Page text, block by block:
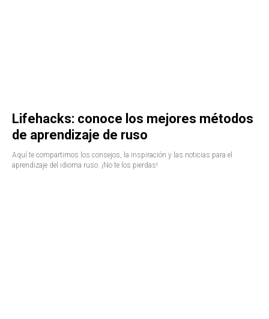
Lifehacks: conoce los mejores métodos
de aprendizaje de ruso
Aquí te compartimos los consejos, la inspiración y las noticias para el
aprendizaje del idioma ruso. ¡No te los pierdas!